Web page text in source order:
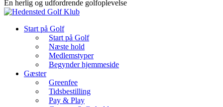
En herlig og udfordrende golfoplevelse
Start på Golf
Start på Golf
Næste hold
Medlemstyper
Begynder hjemmeside
Gæster
Greenfee
Tidsbestilling
Pay & Play